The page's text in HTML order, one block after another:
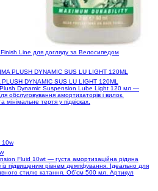
Line для догляду за Велосипедом
DYNAMIC SUS LU LIGHT 120ML
Dynamic Suspension Lube Light 120 мл —
обслуговування амортизаторів і вилок.
тертя у підвісках.
Fluid 10wt — густа амортизаційна рідина
із підвищеним рівнем демпфування. Ідеально для
стилю катання. Обʼєм 500 мл. Артикул